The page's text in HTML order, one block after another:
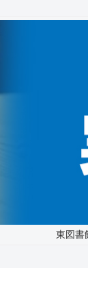
東図書